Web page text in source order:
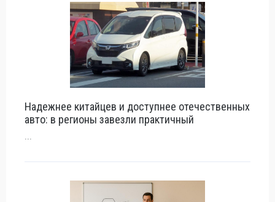
Надежнее китайцев и доступнее отечественных
авто: в регионы завезли практичный
...